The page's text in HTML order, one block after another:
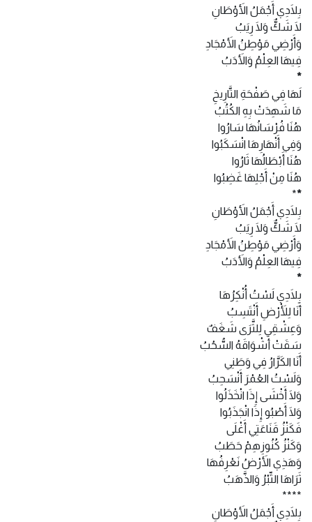
بِلَادِي أَجْمَلُ الأَوْطَانِ
لَا شَكٌّ وَلَا رِيَبُ
وَأَرْضِي مَوْطِنُ الأَمْجَادِ
فِيهَا العِلْمُ وَالأَدَبُ
*
لَهَا فِي صَفْحَةِ التَّارِيخِ
مَا شَهِدَتْ بِهِ الكُتُبُ
هُنَا فُرْسَانُهَا سَارُوا
وَفِي أَنْهَارِهَا انْسَكَبُوا
هُنَا أَبْطَالُهَا ثَارُوا
هُنَا مِنْ أَجْلِهَا غَضِبُوا
*
*
بِلَادِي أَجْمَلُ الأَوْطَانِ
لَا شَكٌّ وَلَا رِيَبُ
وَأَرْضِي مَوْطِنُ الأَمْجَادِ
فِيهَا العِلْمُ وَالأَدَبُ
*
بِلَادِي لَسْتُ أُنْكِرُهَا
أَنَا لِلْأَرْضِ أَنْتَسِبُ
وَعِشْقِي لِلثَّرَى شَغَفٌ
سَقَتْ أَشْوَاقَهُ السُّحُبُ
أَنَا الكَرَّارُ فِي وَطَنِي
وَلَسْتُ العُمْرَ أَنْسَحِبُ
وَلَا أَخْشَى إِذَا انْخَذَلُوا
وَلَا أَصْبُو إِذَا انْجَذَبُوا
فَكَنْزُ قَنَاعَتِي أَغْلَى
وَكَنْزُ كُنُوزِهِمْ حَطَبُ
وَهَذِي الأَرْضُ نَعْرِفُهَا
ثَرَاهَا التِّبْرُ وَالذَّهَبُ
****
بِلَادِي أَجْمَلُ الأَوْطَانِ